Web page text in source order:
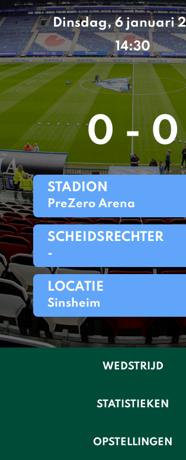
Dinsdag, 6 januari
14:30
0 - 0
STADION
PreZero Arena
SCHEIDSRECHTER
-
LOCATIE
Sinsheim
WEDSTRIJD
STATISTIEKEN
OPSTELLINGEN